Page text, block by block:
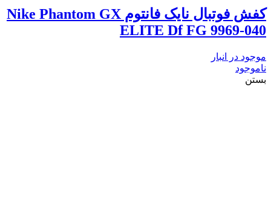
کفش فوتبال نایک فانتوم Nike Phantom GX
ELITE Df FG 9969-040
موجود در انبار
ناموجود
بستن